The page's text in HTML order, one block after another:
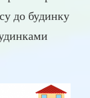
до будинку